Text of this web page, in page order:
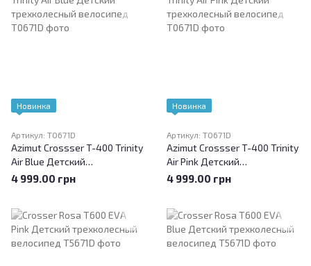
Новинка
Артикул: T0671D
Azimut Crossser T-400 Trinity
Air Blue Детский
трехколесный велосипед
4 999.00 грн
Новинка
Артикул: T0671D
Azimut Crossser T-400 Trinity
Air Pink Детский
трехколесный велосипед
4 999.00 грн